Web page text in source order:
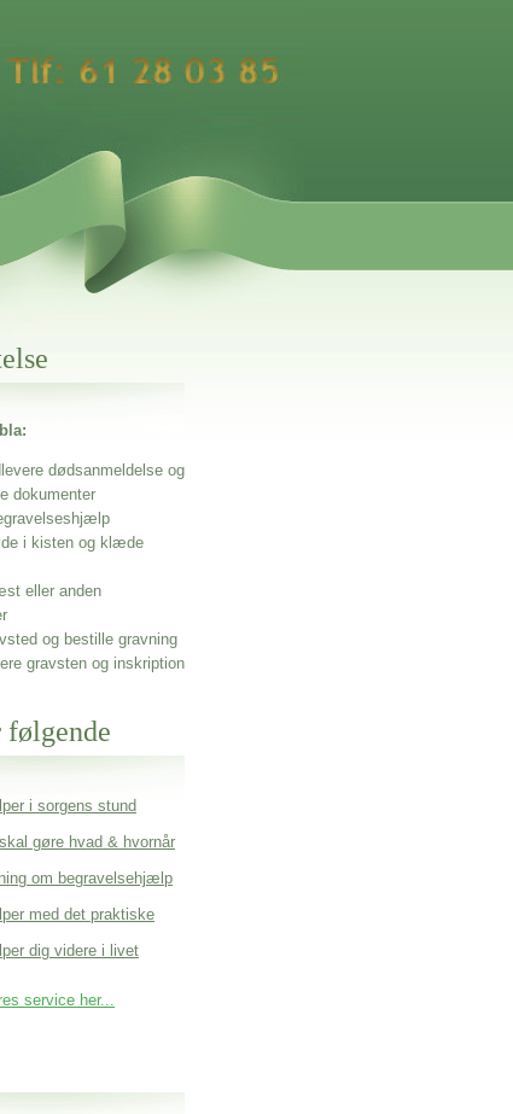
dødsanmeldelse og
dokumenter
i kisten og klæde
eller anden
og bestille gravning
gravsten og inskription
i sorgens stund
gøre hvad & hvornår
om begravelsehjælp
med det praktiske
dig videre i livet
service her...